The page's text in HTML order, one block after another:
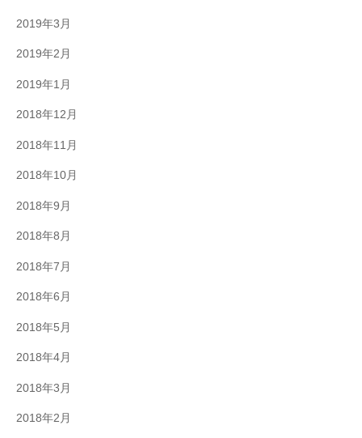
2019年3月
2019年2月
2019年1月
2018年12月
2018年11月
2018年10月
2018年9月
2018年8月
2018年7月
2018年6月
2018年5月
2018年4月
2018年3月
2018年2月